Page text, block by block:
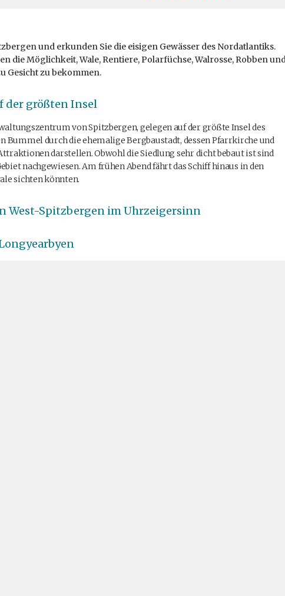
und erkunden Sie die eisigen Gewässer des Nordatlantiks.
die Möglichkeit, Wale, Rentiere, Polarfüchse, Walrosse, Robben
Gesicht zu bekommen.
der größten Insel
von Spitzbergen, gelegen auf der größte Insel des
Bummel durch die ehemalige Bergbaustadt, dessen Pfarrkirche und
darstellen. Obwohl die Siedlung sehr dicht bebaut ist sind
nachgewiesen. Am frühen Abend fährt das Schiff hinaus in den
sichten könnten.
West-Spitzbergen im Uhrzeigersinn